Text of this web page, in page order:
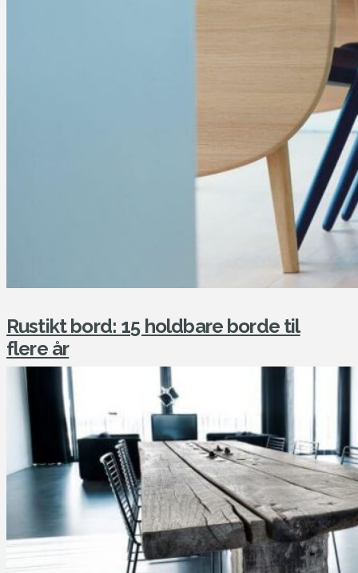
Rustikt bord: 15 holdbare borde til
flere år